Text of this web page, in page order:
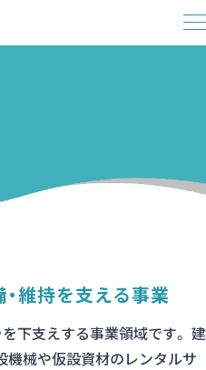
維持を支える事業
下支えする事業領域です。 建
機械や仮設資材のレンタルサ